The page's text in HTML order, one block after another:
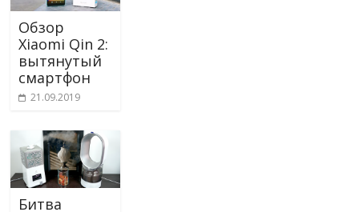
Обзор
Xiaomi Qin 2:
вытянутый
смартфон
21.09.2019
Битва